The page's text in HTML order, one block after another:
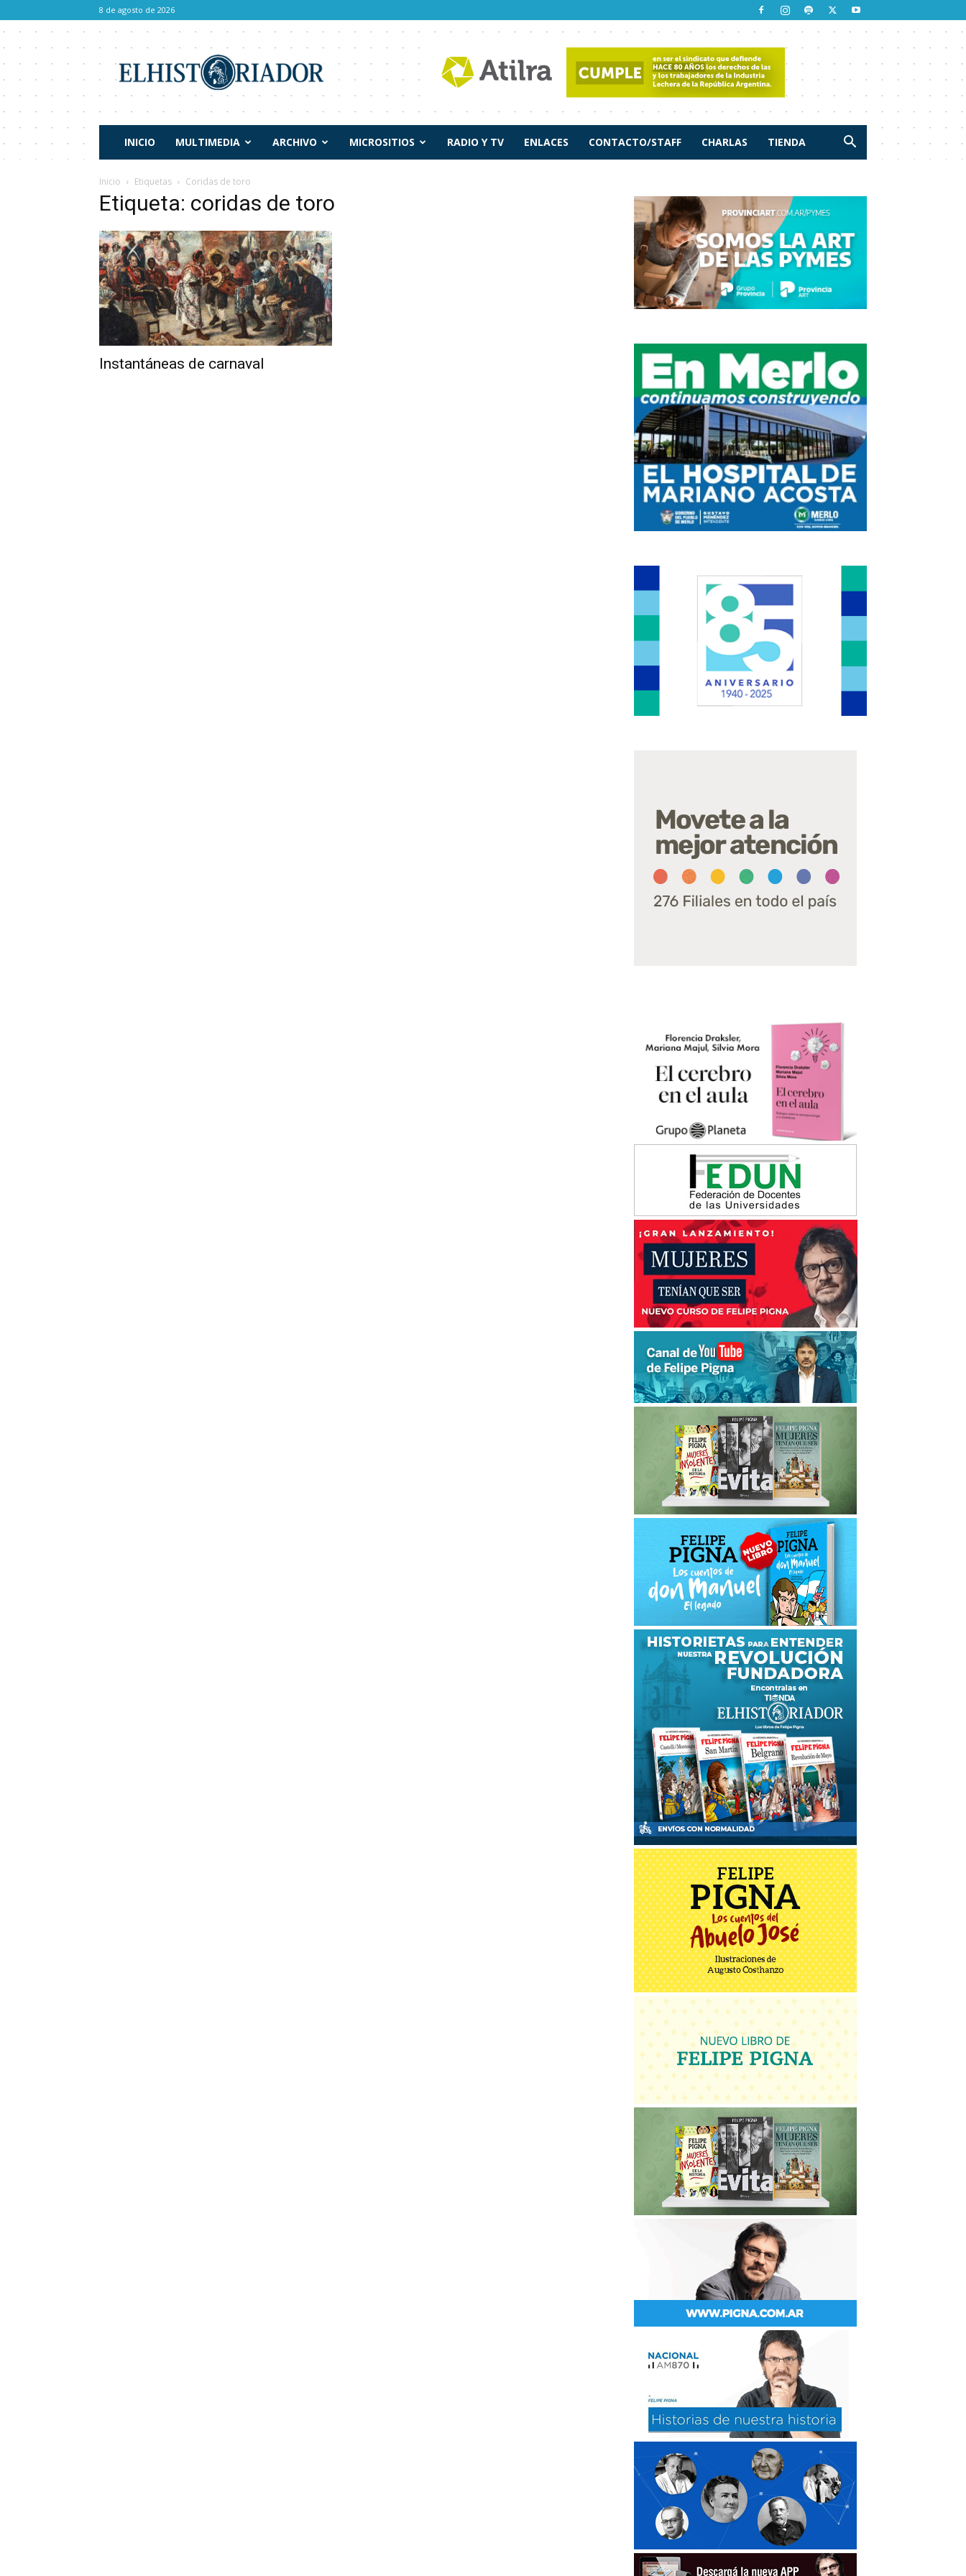
8 de agosto de 2026
Historiador
INICIO MULTIMEDIA ARCHIVO MICROSITIOS RADIO Y TV ENLACES CONTACTO/STAFF CHARLAS TIENDA
Inicio Etiquetas Coridas de toro
Etiqueta: coridas de toro
Instantáneas de carnaval